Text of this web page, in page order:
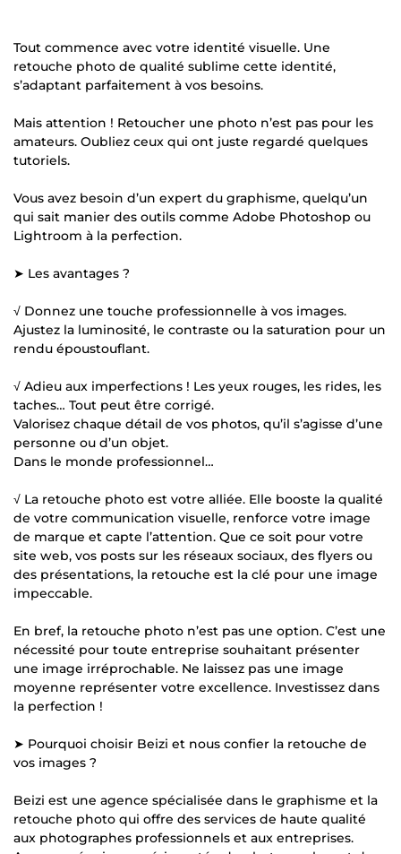
Tout commence avec votre identité visuelle. Une
retouche photo de qualité sublime cette identité,
s’adaptant parfaitement à vos besoins.
Mais attention ! Retoucher une photo n’est pas pour les
amateurs. Oubliez ceux qui ont juste regardé quelques
tutoriels.
Vous avez besoin d’un expert du graphisme, quelqu’un
qui sait manier des outils comme Adobe Photoshop ou
Lightroom à la perfection.
➤ Les avantages ?
√ Donnez une touche professionnelle à vos images.
Ajustez la luminosité, le contraste ou la saturation pour un
rendu époustouflant.
√ Adieu aux imperfections ! Les yeux rouges, les rides, les
taches… Tout peut être corrigé.
Valorisez chaque détail de vos photos, qu’il s’agisse d’une
personne ou d’un objet.
Dans le monde professionnel…
√ La retouche photo est votre alliée. Elle booste la qualité
de votre communication visuelle, renforce votre image
de marque et capte l’attention. Que ce soit pour votre
site web, vos posts sur les réseaux sociaux, des flyers ou
des présentations, la retouche est la clé pour une image
impeccable.
En bref, la retouche photo n’est pas une option. C’est une
nécessité pour toute entreprise souhaitant présenter
une image irréprochable. Ne laissez pas une image
moyenne représenter votre excellence. Investissez dans
la perfection !
➤ Pourquoi choisir Beizi et nous confier la retouche de
vos images ?
Beizi est une agence spécialisée dans le graphisme et la
retouche photo qui offre des services de haute qualité
aux photographes professionnels et aux entreprises.